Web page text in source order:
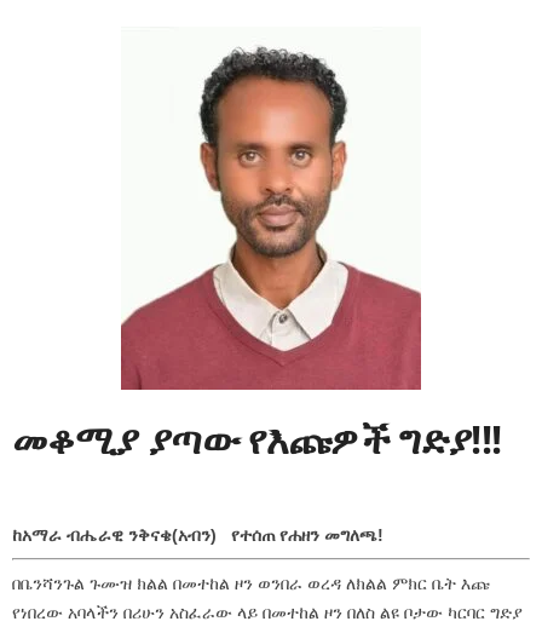
መቆሚያ ያጣው የእጩዎች ግድያ!!!
ከአማራ ብሔራዊ ንቅናቄ(አብን) የተሰጠ የሐዘን መግለጫ!
በቤንሻንጉል ጉሙዝ ክልል በመተከል ዞን ወንበራ ወረዳ ለክልል ምክር ቤት እጩ
የነበረው አባላችን በሪሁን አስፈራው ላይ በመተከል ዞን በለስ ልዩ ቦታው ካርባር ግድያ